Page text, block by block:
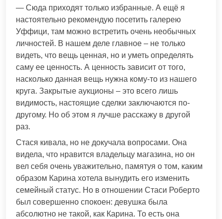
— Сюда приходят только избранные. А ещё я
настоятельно рекомендую посетить галерею
Уффици, там можно встретить очень необычных
личностей. В нашем деле главное – не только
видеть, что вещь ценная, но и уметь определять
саму ее ценность. А ценность зависит от того,
насколько данная вещь нужна кому-то из нашего
круга. Закрытые аукционы – это всего лишь
видимость, настоящие сделки заключаются по-
другому. Но об этом я лучше расскажу в другой
раз.
Стася кивала, но не докучала вопросами. Она
видела, что нравится владельцу магазина, но он
вел себя очень уважительно, памятуя о том, каким
образом Карина хотела вынудить его изменить
семейный статус. Но в отношении Стаси Роберто
был совершенно спокоен: девушка была
абсолютно не такой, как Карина. То есть она